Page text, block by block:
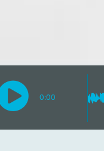
0:00